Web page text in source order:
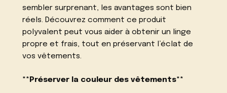
sembler surprenant, les avantages sont bien
réels. Découvrez comment ce produit
polyvalent peut vous aider à obtenir un linge
propre et frais, tout en préservant l’éclat de
vos vêtements.
**Préserver la couleur des vêtements**